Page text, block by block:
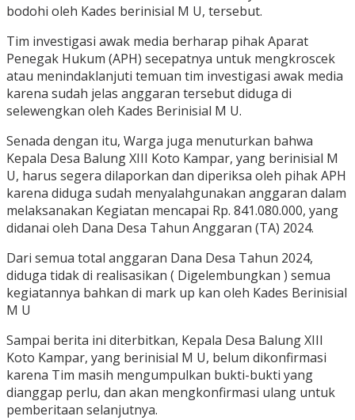
bodohi oleh Kades berinisial M U, tersebut.
Tim investigasi awak media berharap pihak Aparat
Penegak Hukum (APH) secepatnya untuk mengkroscek
atau menindaklanjuti temuan tim investigasi awak media
karena sudah jelas anggaran tersebut diduga di
selewengkan oleh Kades Berinisial M U.
Senada dengan itu, Warga juga menuturkan bahwa
Kepala Desa Balung XIII Koto Kampar, yang berinisial M
U, harus segera dilaporkan dan diperiksa oleh pihak APH
karena diduga sudah menyalahgunakan anggaran dalam
melaksanakan Kegiatan mencapai Rp. 841.080.000, yang
didanai oleh Dana Desa Tahun Anggaran (TA) 2024.
Dari semua total anggaran Dana Desa Tahun 2024,
diduga tidak di realisasikan ( Digelembungkan ) semua
kegiatannya bahkan di mark up kan oleh Kades Berinisial
M U
Sampai berita ini diterbitkan, Kepala Desa Balung XIII
Koto Kampar, yang berinisial M U, belum dikonfirmasi
karena Tim masih mengumpulkan bukti-bukti yang
dianggap perlu, dan akan mengkonfirmasi ulang untuk
pemberitaan selanjutnya.